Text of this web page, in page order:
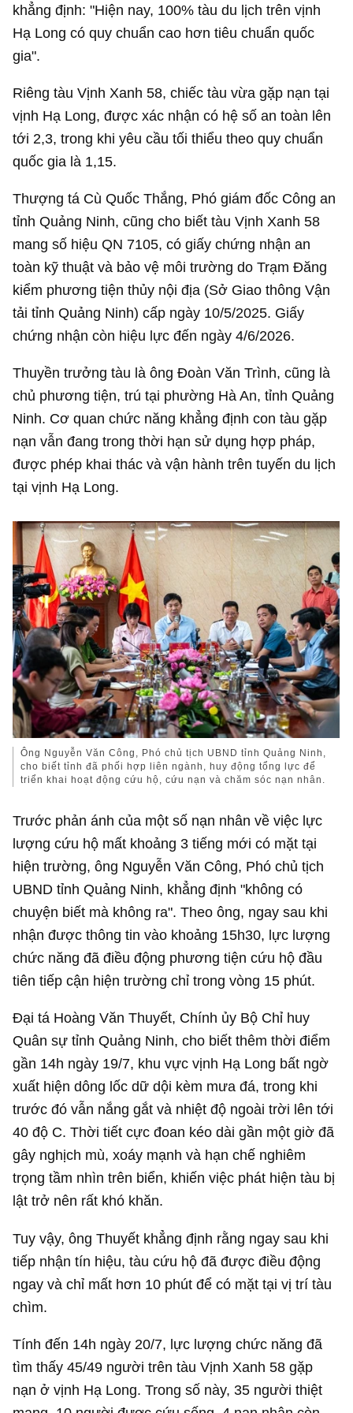
khẳng định: "Hiện nay, 100% tàu du lịch trên vịnh
Hạ Long có quy chuẩn cao hơn tiêu chuẩn quốc
gia".
Riêng tàu Vịnh Xanh 58, chiếc tàu vừa gặp nạn tại
vịnh Hạ Long, được xác nhận có hệ số an toàn lên
tới 2,3, trong khi yêu cầu tối thiểu theo quy chuẩn
quốc gia là 1,15.
Thượng tá Cù Quốc Thắng, Phó giám đốc Công an
tỉnh Quảng Ninh, cũng cho biết tàu Vịnh Xanh 58
mang số hiệu QN 7105, có giấy chứng nhận an
toàn kỹ thuật và bảo vệ môi trường do Trạm Đăng
kiểm phương tiện thủy nội địa (Sở Giao thông Vận
tải tỉnh Quảng Ninh) cấp ngày 10/5/2025. Giấy
chứng nhận còn hiệu lực đến ngày 4/6/2026.
Thuyền trưởng tàu là ông Đoàn Văn Trình, cũng là
chủ phương tiện, trú tại phường Hà An, tỉnh Quảng
Ninh. Cơ quan chức năng khẳng định con tàu gặp
nạn vẫn đang trong thời hạn sử dụng hợp pháp,
được phép khai thác và vận hành trên tuyến du lịch
tại vịnh Hạ Long.
Ông Nguyễn Văn Công, Phó chủ tịch UBND tỉnh Quảng Ninh,
cho biết tỉnh đã phối hợp liên ngành, huy động tổng lực để
triển khai hoạt động cứu hộ, cứu nạn và chăm sóc nạn nhân.
Trước phản ánh của một số nạn nhân về việc lực
lượng cứu hộ mất khoảng 3 tiếng mới có mặt tại
hiện trường, ông Nguyễn Văn Công, Phó chủ tịch
UBND tỉnh Quảng Ninh, khẳng định "không có
chuyện biết mà không ra". Theo ông, ngay sau khi
nhận được thông tin vào khoảng 15h30, lực lượng
chức năng đã điều động phương tiện cứu hộ đầu
tiên tiếp cận hiện trường chỉ trong vòng 15 phút.
Đại tá Hoàng Văn Thuyết, Chính ủy Bộ Chỉ huy
Quân sự tỉnh Quảng Ninh, cho biết thêm thời điểm
gần 14h ngày 19/7, khu vực vịnh Hạ Long bất ngờ
xuất hiện dông lốc dữ dội kèm mưa đá, trong khi
trước đó vẫn nắng gắt và nhiệt độ ngoài trời lên tới
40 độ C. Thời tiết cực đoan kéo dài gần một giờ đã
gây nghịch mù, xoáy mạnh và hạn chế nghiêm
trọng tầm nhìn trên biển, khiến việc phát hiện tàu bị
lật trở nên rất khó khăn.
Tuy vậy, ông Thuyết khẳng định rằng ngay sau khi
tiếp nhận tín hiệu, tàu cứu hộ đã được điều động
ngay và chỉ mất hơn 10 phút để có mặt tại vị trí tàu
chìm.
Tính đến 14h ngày 20/7, lực lượng chức năng đã
tìm thấy 45/49 người trên tàu Vịnh Xanh 58 gặp
nạn ở vịnh Hạ Long. Trong số này, 35 người thiệt